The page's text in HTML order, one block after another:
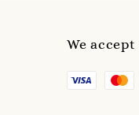
We accept